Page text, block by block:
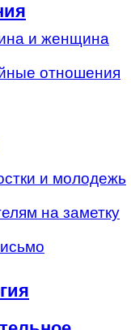
и женщина
отношения
и молодежь
на заметку